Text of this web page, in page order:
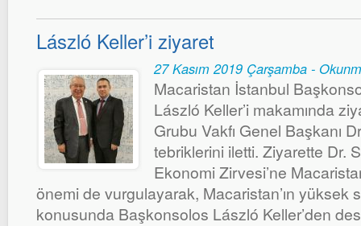
László Keller’i ziyaret
27 Kasım 2019 Çarşamba -
Macaristan İstanbul
László Keller’i makamında
Grubu Vakfı Genel Başkanı
tebriklerini iletti. Ziyarette Dr.
Ekonomi Zirvesi’ne
önemi de vurgulayarak, Macaristan’ın yüksek
konusunda Başkonsolos László Keller’den